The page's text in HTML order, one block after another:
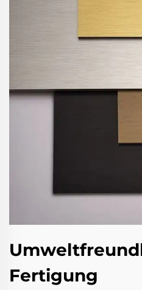
Fertigung